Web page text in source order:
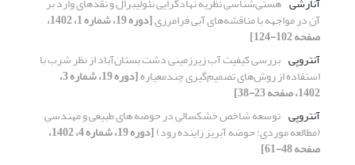
آن در مواجهه با مناقشه‌های آبی فرامرزی [دوره 19، شماره 1، 1402،
صفحه 102-124]
آنتروپی بررسی کیفیت آب زیرزمینی دشت بستان‌آباد از نظر شرب با
استفاده از روش‌های تصمیم‌گیری چندمعیاره [دوره 19، شماره 3،
1402، صفحه 23-38]
آنتروپی توسعه شاخص خشکسالی در حوضه های طبیعی و مهندسی
(مطالعه موردی: حوضه آبریز زاینده رود) [دوره 19، شماره 4، 1402،
صفحه 48-61]